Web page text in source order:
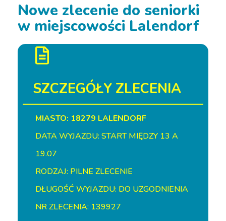
Nowe zlecenie do seniorki
w miejscowości Lalendorf
SZCZEGÓŁY ZLECENIA
MIASTO: 18279 LALENDORF
DATA WYJAZDU: START MIĘDZY 13 A
19.07
RODZAJ: PILNE ZLECENIE
DŁUGOŚĆ WYJAZDU: DO UZGODNIENIA
NR ZLECENIA: 139927